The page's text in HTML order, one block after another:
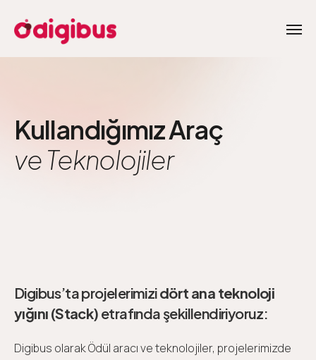
Kullandığımız Araç
ve Teknolojiler
Digibus’ta projelerimizidört ana teknoloji
yığını (Stack) etrafında şekillendiriyoruz:
Digibus olarak Ödül aracı ve teknolojiler, projelerimizde